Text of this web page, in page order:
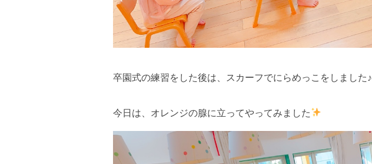
卒園式の練習をした後は、スカーフでにらめっこをしました♪
今日は、オレンジの腺に立ってやってみました